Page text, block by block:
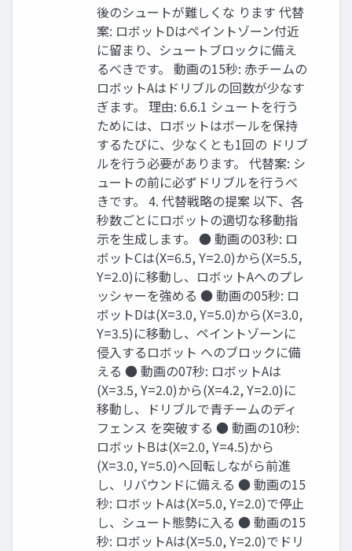
後のシュートが難しくな ります 代替
案: ロボットDはペイントゾーン付近
に留まり、シュートブロックに備え
るべきです。 動画の15秒: ⾚チームの
ロボットAはドリブルの回数が少なす
ぎます。 理由: 6.6.1 シュートを⾏う
ためには、ロボットはボールを保持
するたびに、少なくとも1回の ドリブ
ルを⾏う必要があります。 代替案: シ
ュートの前に必ずドリブルを⾏うべ
きです。 4. 代替戦略の提案 以下、各
秒数ごとにロボットの適切な移動指
⽰を⽣成します。 ● 動画の03秒: ロ
ボットCは(X=6.5, Y=2.0)から(X=5.5,
Y=2.0)に移動し、ロボットAへのプレ
ッシャーを強める ● 動画の05秒: ロ
ボットDは(X=3.0, Y=5.0)から(X=3.0,
Y=3.5)に移動し、ペイントゾーンに
侵⼊するロボット へのブロックに備
える ● 動画の07秒: ロボットAは
(X=3.5, Y=2.0)から(X=4.2, Y=2.0)に
移動し、ドリブルで⻘チームのディ
フェンス を突破する ● 動画の10秒:
ロボットBは(X=2.0, Y=4.5)から
(X=3.0, Y=5.0)へ回転しながら前進
し、リバウンドに備える ● 動画の15
秒: ロボットAは(X=5.0, Y=2.0)で停⽌
し、シュート態勢に⼊る ● 動画の15
秒: ロボットAは(X=5.0, Y=2.0)でドリ